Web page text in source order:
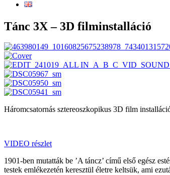
Tánc 3X – 3D filminstalláció
Háromcsatornás sztereoszkopikus 3D film
VIDEO részlet
1901-ben mutatták be ’A táncz’ című első egész
testek emlékezetén keresztül életre keltsük, ami